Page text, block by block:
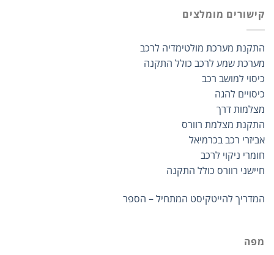
קישורים מומלצים
התקנת מערכת מולטימדיה לרכב
מערכת שמע לרכב כולל התקנה
כיסוי למושב רכב
כיסויים להגה
מצלמות דרך
התקנת מצלמת רוורס
אביזרי רכב בכרמיאל
חומרי ניקוי לרכב
חיישני רוורס כולל התקנה
המדריך להייטקיסט המתחיל – הספר
מפה